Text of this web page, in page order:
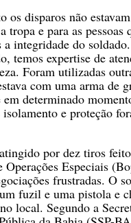
os disparos não
tropa e para as pessoas
a integridade do
temos expertise de
Foram utilizadas
com uma arma de
determinado
isolamento e proteção
por dez tiros
Operações Especiais
frustradas. O
fuzil e uma pistola e
local. Segundo a